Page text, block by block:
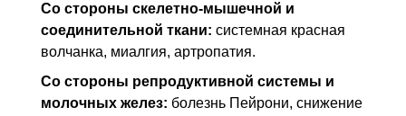
Со стороны скелетно-мышечной и
соединительной ткани: системная красная
волчанка, миалгия, артропатия.
Со стороны репродуктивной системы и
молочных желез: болезнь Пейрони, снижение